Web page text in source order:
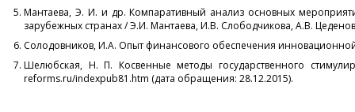
Мантаева, Э. И. и др. Компаративный анализ основных
зарубежных странах / Э.И. Мантаева, И.В. Слободчикова, А.В.
Солодовников, И.А. Опыт финансового обеспечения
Шелюбская, Н. П. Косвенные методы государственного
reforms.ru/indexpub81.htm (дата обращения: 28.12.2015).